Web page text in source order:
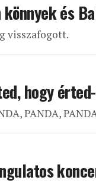
és
visszafogott.
hogy
PANDA,